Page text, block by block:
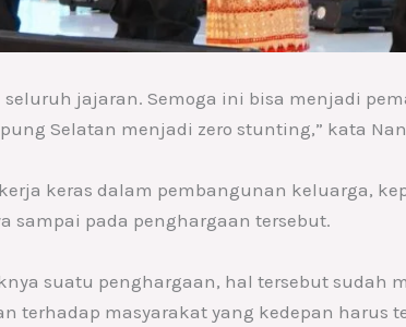
jajaran. Semoga ini bisa menjadi
Selatan menjadi zero stunting,” kata
keras dalam pembangunan keluarga,
sampai pada penghargaan tersebut.
suatu penghargaan, hal tersebut sudah
terhadap masyarakat yang kedepan harus